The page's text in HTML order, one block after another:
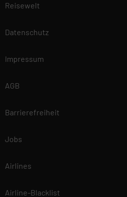
Reisewelt
Datenschutz
Impressum
AGB
Barrierefreiheit
Jobs
Airlines
Airline-Blacklist